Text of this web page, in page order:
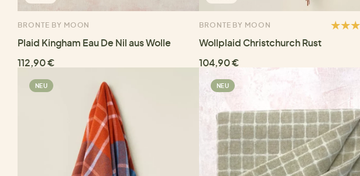
BRONTE BY MOON
Plaid Kingham Eau De Nil aus Wolle
112,90 €
BRONTE BY MOON
Wollplaid Christchurch Rust
104,90 €
NEU NEU